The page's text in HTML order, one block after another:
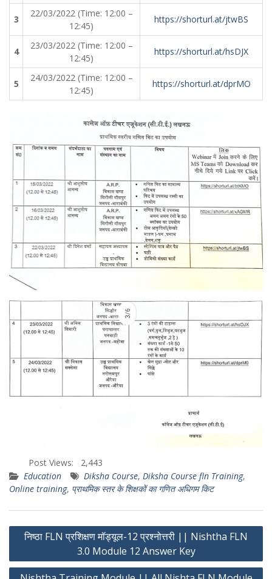
3
22/03/2022 (Time: 12:00 –
12:45)
https://shorturl.at/jtwBS
4
23/03/2022 (Time: 12:00 –
12:45)
https://shorturl.at/hsDJX
5
24/03/2022 (Time: 12:00 –
12:45)
https://shorturl.at/dprMO
Post Views:
2,443
Education
Diksha Course, Diksha Course fln Training,
Online training, प्राथमिक स्तर के शिक्षकों का गणित अधिगम किट
Post
navigation
निष्ठा FLN प्रशिक्षण मॉड्यूल-12 प्रश्नोत्तरी || Nishtha FLN
3.0 Module 12 Answer Key